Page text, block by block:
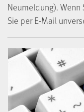
Neumeldung).
Sie per E-Mail